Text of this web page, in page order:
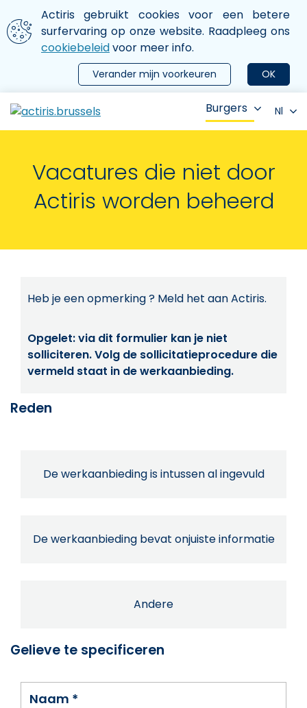
Aller au contenu principal
We gebruiken cookies
Actiris gebruikt cookies voor een betere
surfervaring op onze website. Raadpleeg ons
cookiebeleidvoor meer info.
OK
Verander mijn voorkeuren
le menu
Burgers Nl
Vacatures die niet door
Actiris worden beheerd
Heb je een opmerking ? Meld het aan Actiris.
Opgelet: via dit formulier kan je niet
solliciteren. Volg de sollicitatieprocedure die
vermeld staat in de werkaanbieding.
Reden
De werkaanbieding is intussen al ingevuld
De werkaanbieding bevat onjuiste informatie
Andere
Gelieve te specificeren
Naam *